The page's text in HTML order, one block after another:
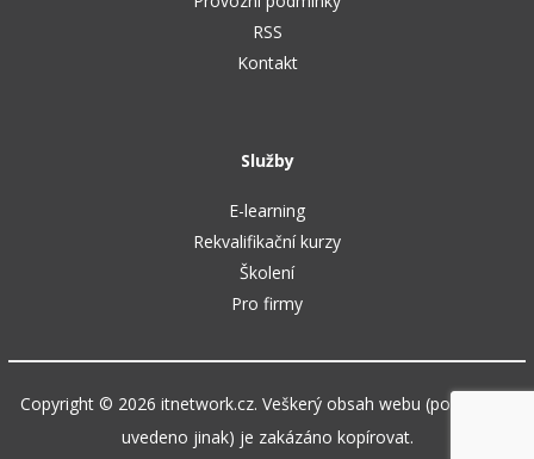
RSS
Kontakt
Služby
E-learning
Rekvalifikační kurzy
Školení
Pro firmy
Copyright © 2026 itnetwork.cz. Veškerý obsah webu (pokud není
uvedeno jinak) je zakázáno kopírovat.